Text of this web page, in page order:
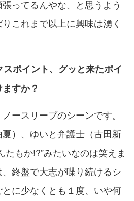
ってるんやな、と思うよう
これまで以上に興味は湧く
ポイント、グッと来たポイ
すか？
ースリーブのシーンです。
）、ゆいと弁護士（古田新
たもか!?”みたいなのは笑えま
終盤で大志が喋り続けるシ
に少なくとも１度、いや何